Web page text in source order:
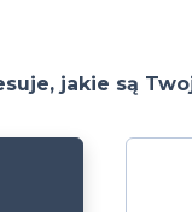
jakie są